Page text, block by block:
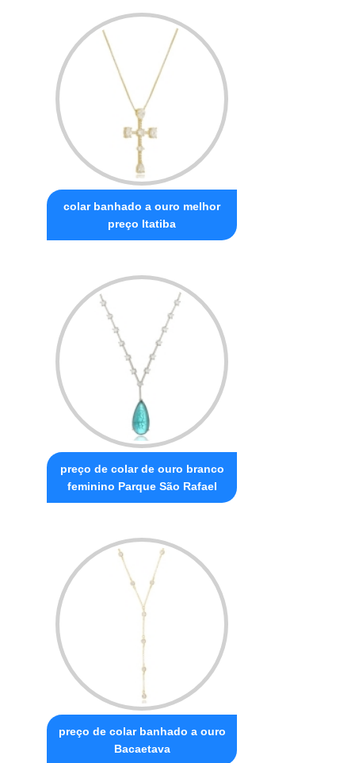
colar banhado a ouro melhor
preço Itatiba
preço de colar de ouro branco
feminino Parque São Rafael
preço de colar banhado a ouro
Bacaetava